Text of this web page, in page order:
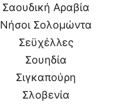
Σαουδική Αραβία
Νήσοι Σολομώντα
Σεϋχέλλες
Σουηδία
Σιγκαπούρη
Σλοβενία